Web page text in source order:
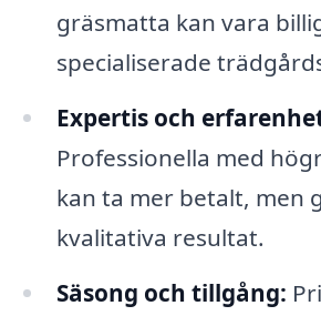
gräsmatta kan vara
specialiserade
Expertis och
Professionella med
kan ta mer betalt, men
kvalitativa resultat.
Säsong och tillgång: